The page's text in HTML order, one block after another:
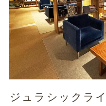
ジュラシックラ